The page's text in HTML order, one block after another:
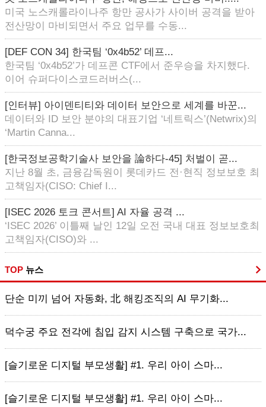
미국 노스캐롤라이나주 항만 공사가 사이버 공격을 받아
전산망이 마비되면서 주요 업무를 수동...
[DEF CON 34] 한국팀 ‘0x4b52’ 데프...
한국팀 ‘0x4b52’가 데프콘 CTF에서 준우승을 차지했다.
이어 슈퍼다이스코드러버스(...
[인터뷰] 아이덴티티와 데이터 보안으로 세계를 바꾼...
데이터와 ID 보안 분야의 대표기업 ‘네트릭스’(Netwrix)의
‘Martin Canna...
[한국정보공학기술사 보안을 論하다-45] 처벌이 곧...
지난 8월 초, 금융감독원이 롯데카드 전·현직 정보보호 최
고책임자(CISO: Chief I...
[ISEC 2026 토크 콘서트] AI 자율 공격 ...
‘ISEC 2026’ 이틀째 날인 12일 오전 국내 대표 정보보호최
고책임자(CISO)와 ...
TOP 뉴스
단순 미끼 넘어 자동화, 北 해킹조직의 AI 무기화...
덕수궁 주요 전각에 침입 감지 시스템 구축으로 국가...
[슬기로운 디지털 부모생활] #1. 우리 아이 스마...
[슬기로운 디지털 부모생활] #1. 우리 아이 스마...